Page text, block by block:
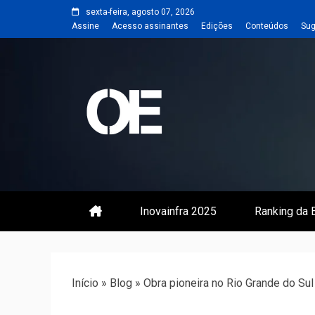
sexta-feira, agosto 07, 2026
Assine
Acesso assinantes Edições Conteúdos
Revista | O
Inovainfra 2025 Ranking da
Início » Blog » Obra pioneira no Rio Grande do Sul